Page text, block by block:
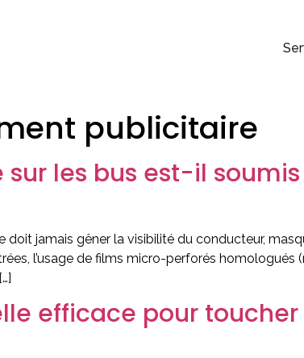
publicitaire
les bus est-il
doit jamais gêner la visibilité du conducteur,
l’usage de films micro-perforés
efficace pour